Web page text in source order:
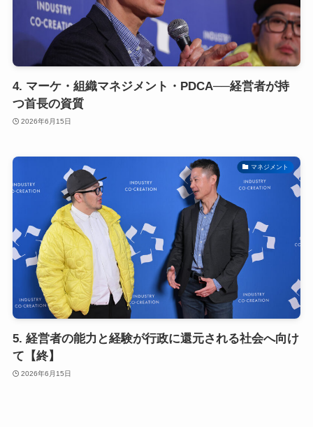
4. マーケ・組織マネジメント・PDCA──経営者が持
つ首長の資質
2026年6月15日
マネジメント
5. 経営者の能力と経験が行政に還元される社会へ向け
て【終】
2026年6月15日